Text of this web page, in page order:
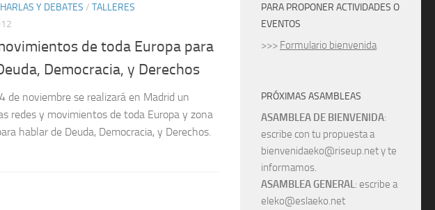
Y DEBATES / TALLERES
de toda Europa para
Democracia, y Derechos
de noviembre se realizará en Madrid un
redes y movimientos de toda Europa y zona
hablar de Deuda, Democracia, y Derechos.
PARA PROPONER ACTIVIDADES O
EVENTOS
>>> Formulario bienvenida
PRÓXIMAS ASAMBLEAS
ASAMBLEA DE BIENVENIDA:
escribe con tu propuesta a
bienvenidaeko@riseup.net y te
informamos.
ASAMBLEA GENERAL: escribe a
eleko@eslaeko.net